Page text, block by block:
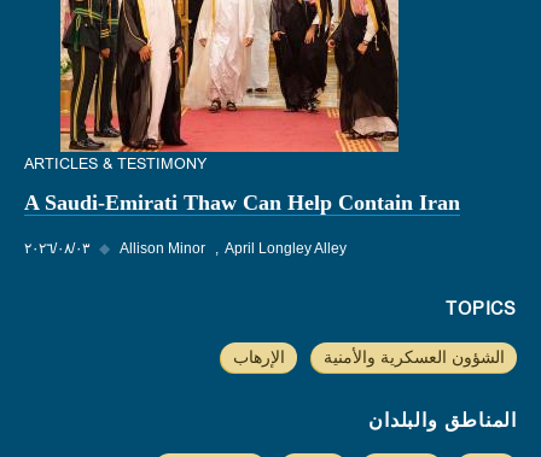
ARTICLES & TESTIMONY
A Saudi-Emirati Thaw Can Help Contain Iran
٠٣‏/٠٨‏/٢٠٢٦ ◆ Allison Minor April Longley Alley
TOPICS
الشؤون العسكرية والأمنية الإرهاب
المناطق والبلدان